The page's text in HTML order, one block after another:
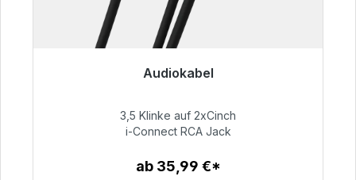
Audiokabel
51,99 €
3,5 Klinke auf 2xCinch
i-Connect RCA Jack
ab 35,99 €*